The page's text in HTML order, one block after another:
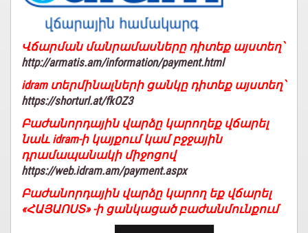
Վճարման մանրամասները դիտեք այստեղ՝
http://armatis.am/information/payment.html
idram տերմինալների ցանկը դիտեք այստեղ՝
https://shorturl.at/fkOZ3
Բաժանորդային վարձը կարողեք վճարել
նաև idram-ի կայքում կամ բջջային
դրամապանակի միջոցով
https://web.idram.am/payment.aspx
Բաժանորդային վարձը կարող եք վճարել
«ՀԱՅԱՈՍՏ» -ի ցանկացած բաժանմունքում